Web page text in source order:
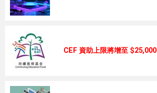
CEF 資助上限將增至 $25,000